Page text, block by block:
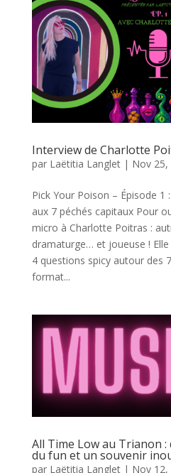
Interview de Charlotte
par Laëtitia Langlet| Nov 25,
️Pick Your Poison – Épisode
aux 7 péchés capitaux Pour
micro à Charlotte Poitras :
dramaturge… et joueuse !
4 questions spicy autour des
format...
All Time Low au Trianon
du fun et un souvenir
par Laëtitia Langlet| Nov 12,